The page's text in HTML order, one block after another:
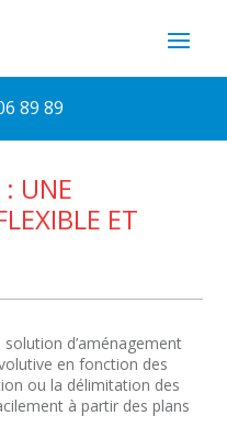
89 89
UNE
ET
d’aménagement
en fonction des
ou la délimitation des
à partir des plans